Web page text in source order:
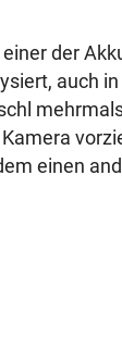
der
auch
einen